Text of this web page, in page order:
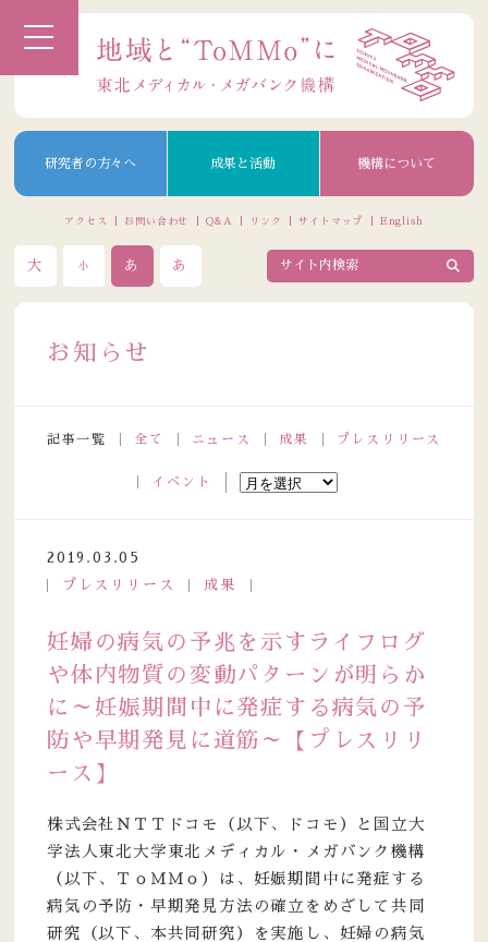
研究者の方々へ 成果と活動 機構について
アクセス お問い合わせ Q&A リンク サイトマップ English
大 小 あ あ
お知らせ
記事一覧 全て ニュース 成果 プレスリリース
イベント
2019.03.05
プレスリリース
成果
妊婦の病気の予兆を示すライフログ
や体内物質の変動パターンが明らか
に～妊娠期間中に発症する病気の予
防や早期発見に道筋～【プレスリリ
ース】
株式会社ＮＴＴドコモ（以下、ドコモ）と国立大
学法人東北大学東北メディカル・メガバンク機構
（以下、ＴｏＭＭｏ）は、妊娠期間中に発症する
病気の予防・早期発見方法の確立をめざして共同
研究（以下、本共同研究）を実施し、妊婦の病気